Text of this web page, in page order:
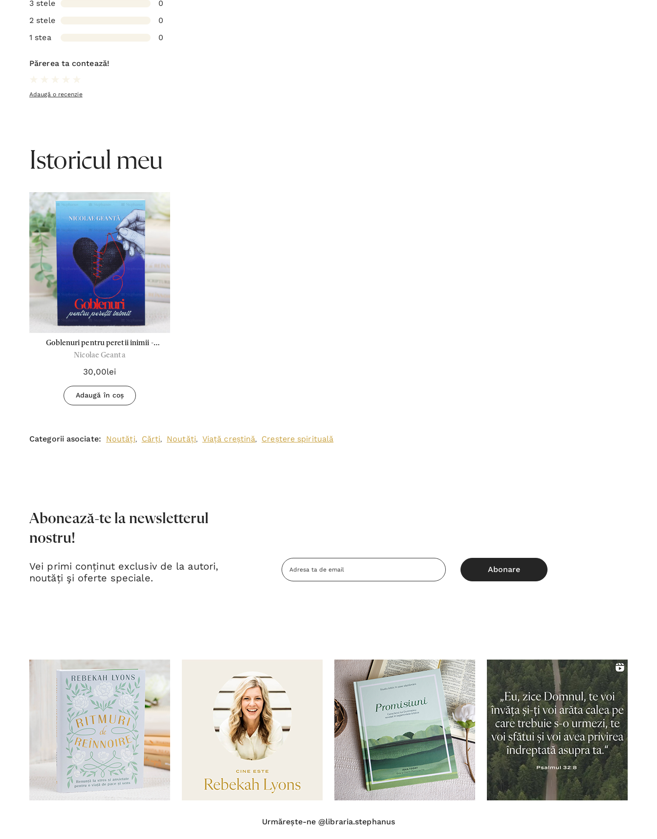
3 stele
0
2 stele
0
1 stea
0
Părerea ta contează!
Adaugă o recenzie
Istoricul meu
Goblenuri pentru peretii inimii -
Nicolae Geanta
Nicolae Geanta
30,00lei
Adaugă în coș
Categorii asociate: Noutăți, Cărți, Noutăți, Viață creștină, Creștere spirituală
Abonează-te la newsletterul
nostru!
Vei primi conținut exclusiv de la autori,
noutăți şi oferte speciale.
Adresa
Email
Urmărește-ne @libraria.stephanus